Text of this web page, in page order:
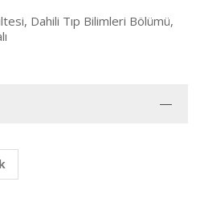
Dahili Tıp Bilimleri Bölümü,